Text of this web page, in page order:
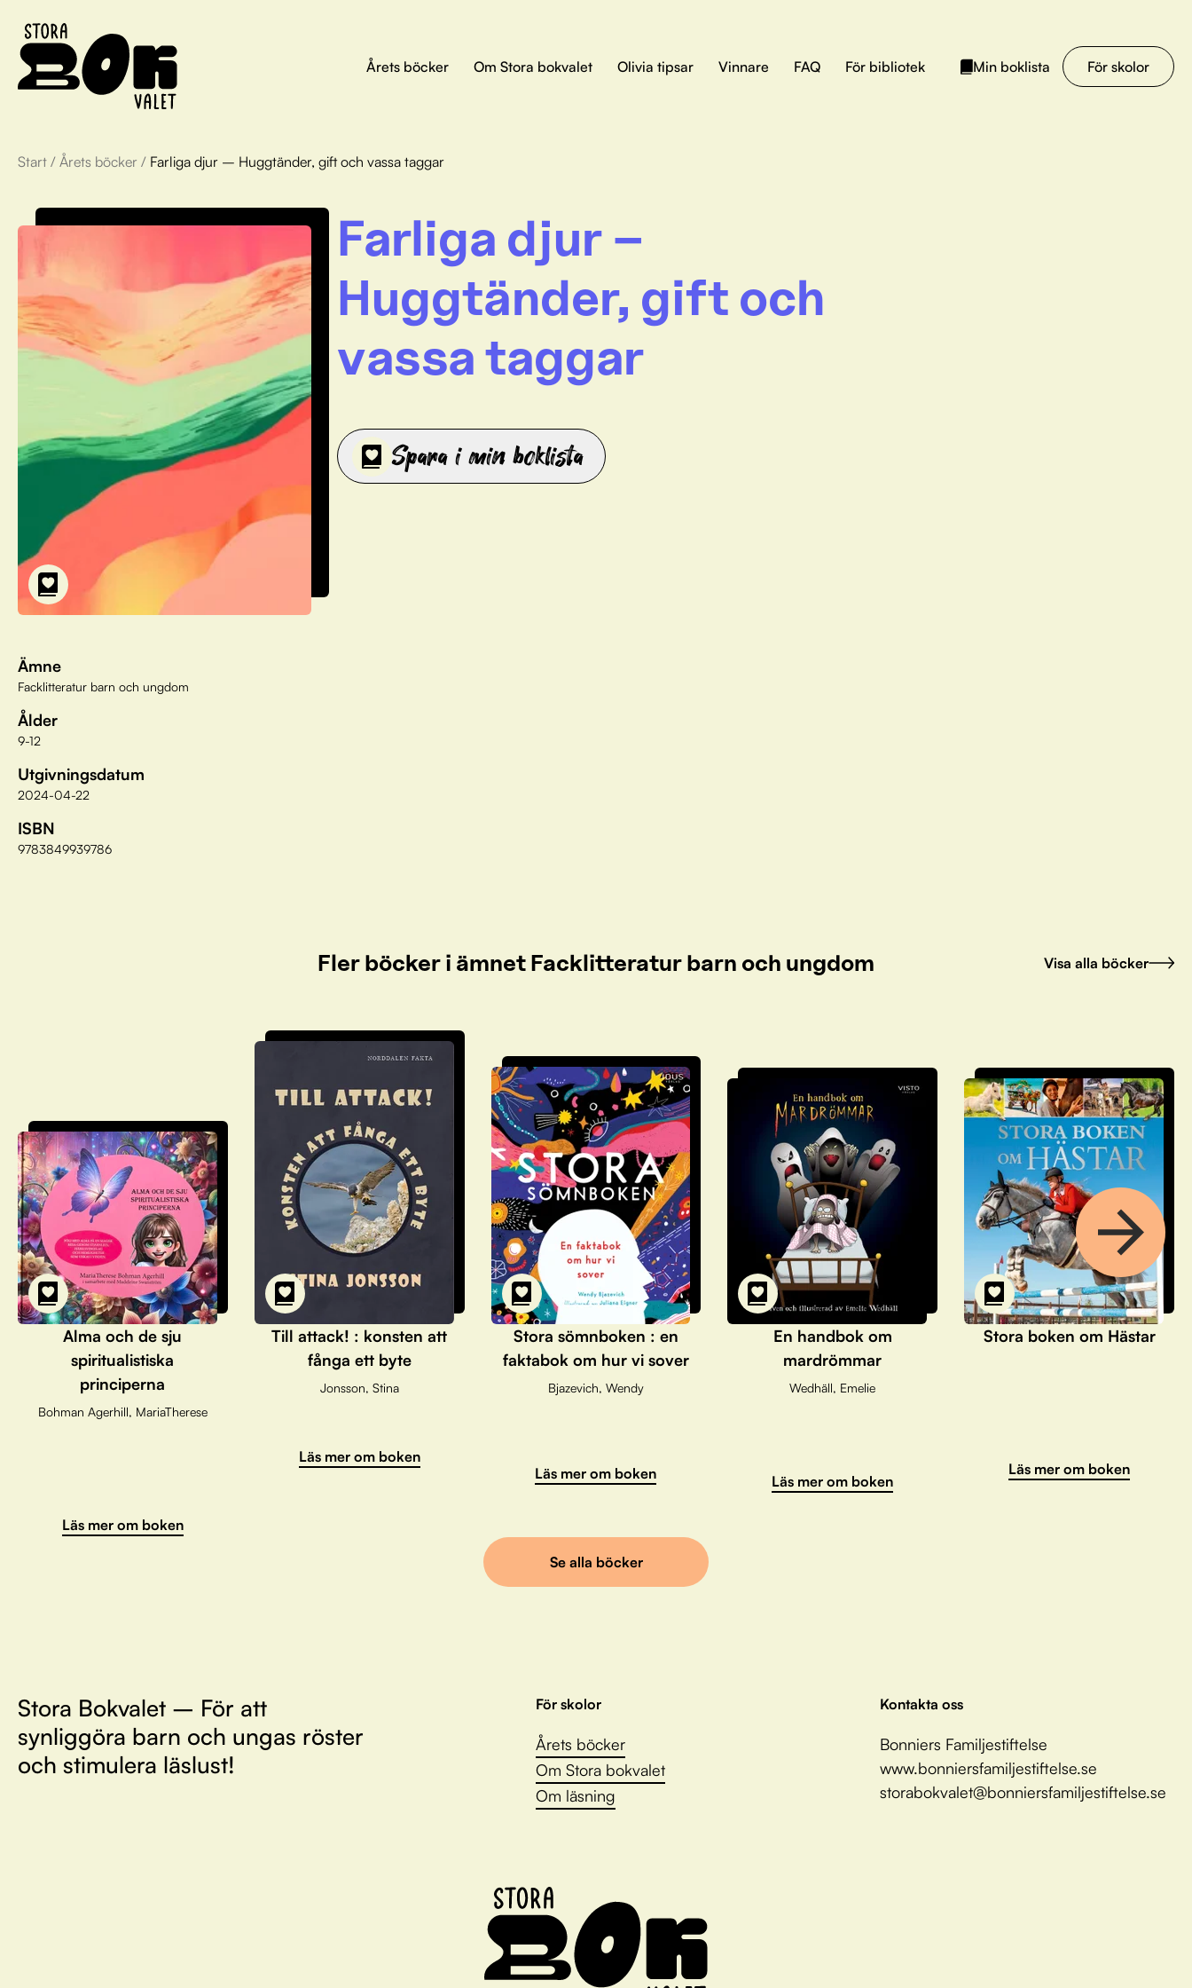
Årets böcker Om Stora bokvalet Olivia tipsar Vinnare FAQ För bibliotek Min boklista För skolor
Start / Årets böcker / Farliga djur – Huggtänder, gift och vassa taggar
Ämne
Facklitteratur barn och ungdom
Ålder
9-12
Utgivningsdatum
2024-04-22
ISBN
9783849939786
Farliga djur –
Huggtänder, gift och
vassa taggar
Spara i min boklista
Fler böcker i ämnet Facklitteratur barn och ungdom Visa alla böcker
Alma och de sju
spiritualistiska
principerna
Bohman Agerhill, MariaTherese
Läs mer om boken
Till attack! : konsten att
fånga ett byte
Jonsson, Stina
Läs mer om boken
Stora sömnboken : en
faktabok om hur vi sover
Bjazevich, Wendy
Läs mer om boken
En handbok om
mardrömmar
Wedhäll, Emelie
Läs mer om boken
Stora boken om Hästar
Läs mer om boken
Se alla böcker
Stora Bokvalet – För att
synliggöra barn och ungas röster
och stimulera läslust!
För skolor
Årets böcker
Om Stora bokvalet
Om läsning
Kontakta oss
Bonniers Familjestiftelse
www.bonniersfamiljestiftelse.se
storabokvalet@bonniersfamiljestiftelse.se